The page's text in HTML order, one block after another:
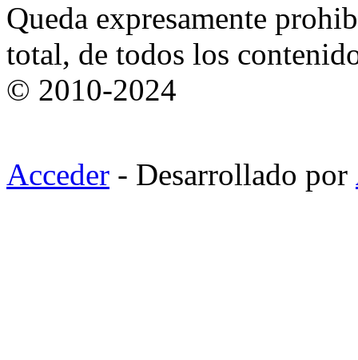
Queda expresamente
total, de todos los
© 2010-2024
Acceder - Desarrollado por